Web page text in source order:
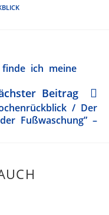
ich meine
Beitrag
/ Der
Fußwaschung” –